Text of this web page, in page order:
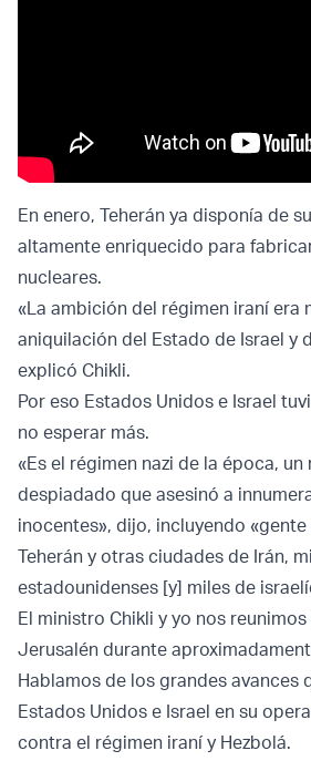
En enero, Teherán ya disponía de
altamente enriquecido para
nucleares.
«La ambición del régimen iraní era
aniquilación del Estado de Israel y
explicó Chikli.
Por eso Estados Unidos e Israel
no esperar más.
«Es el régimen nazi de la época,
despiadado que asesinó a
inocentes», dijo, incluyendo
Teherán y otras ciudades de Irán,
estadounidenses [y] miles de
El ministro Chikli y yo nos
Jerusalén durante
Hablamos de los grandes avances
Estados Unidos e Israel en su
contra el régimen iraní y Hezbolá.